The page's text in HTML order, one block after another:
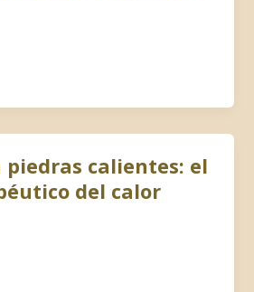
piedras calientes: el
del calor